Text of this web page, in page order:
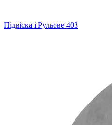
Підвіска і Рульове 403